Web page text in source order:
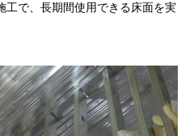
工で、長期間使用できる床面を実